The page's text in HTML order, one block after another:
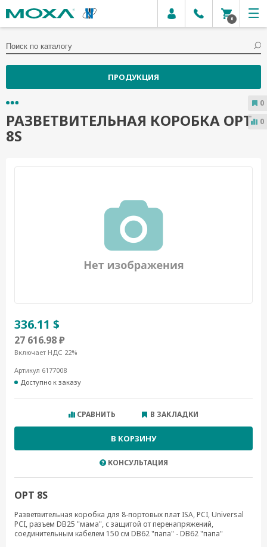
0
ПРОДУКЦИЯ
РАЗВЕТВИТЕЛЬНАЯ КОРОБКА OPT
8S
336.11 $
27 616.98 ₽
Включает НДС 22%
Артикул 6177008
Доступно к заказу
СРАВНИТЬ В ЗАКЛАДКИ
В КОРЗИНУ
КОНСУЛЬТАЦИЯ
OPT 8S
Разветвительная коробка для 8-портовых плат ISA, PCI, Universal
PCI, разъем DB25 "мама", с защитой от перенапряжений,
соединительным кабелем 150 см DB62 "папа" - DB62 "папа"
0
0